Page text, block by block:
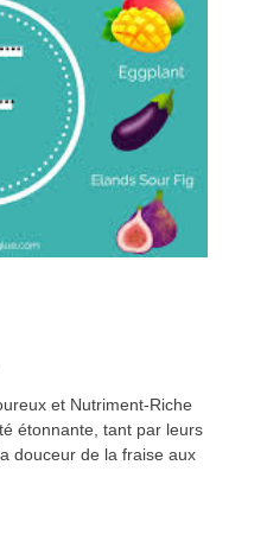
et Nutriment-Riche
étonnante, tant par leurs
douceur de la fraise aux